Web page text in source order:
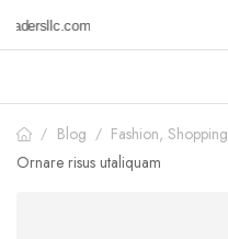
/ Blog / Fashion,Shopping
Ornare risus utaliquam